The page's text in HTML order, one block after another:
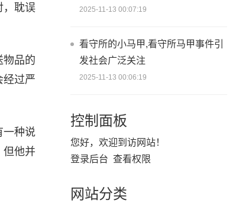
，耽误
物品的
经过严
一种说
但他并
2025-11-13 00:07:19
看守所的小马甲,看守所马甲事件引
发社会广泛关注
2025-11-13 00:06:19
控制面板
您好，欢迎到访网站！
登录后台 查看权限
网站分类